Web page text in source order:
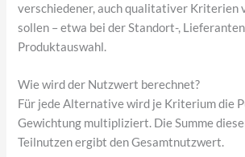
verschiedener, auch qualitativer Kriterien
sollen – etwa bei der Standort-,
Produktauswahl.
Wie wird der Nutzwert berechnet?
Für jede Alternative wird je Kriterium die
Gewichtung multipliziert. Die Summe
Teilnutzen ergibt den Gesamtnutzwert.